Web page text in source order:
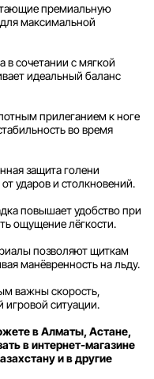
премиальную
максимальной
в сочетании с мягкой
идеальный баланс
прилеганием к ноге
во время
защита голени
ударов и столкновений.
повышает удобство при
ощущение лёгкости.
позволяют щиткам
манёвренность на льду.
важны скорость,
ситуации.
в Алматы, Астане,
в интернет-магазине
и в другие